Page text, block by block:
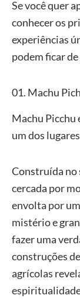
Se você quer
conhecer os
experiências
podem ficar
01. Machu
Machu Picchu
um dos
Construída no
cercada por
envolta por
mistério e
fazer uma
construções
agrícolas